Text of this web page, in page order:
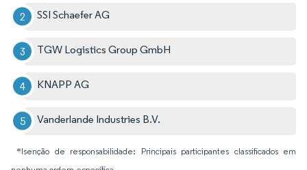
SSI Schaefer AG
TGW Logistics Group GmbH
KNAPP AG
Vanderlande Industries B.V.
*Isenção de responsabilidade: Principais participantes classificados em